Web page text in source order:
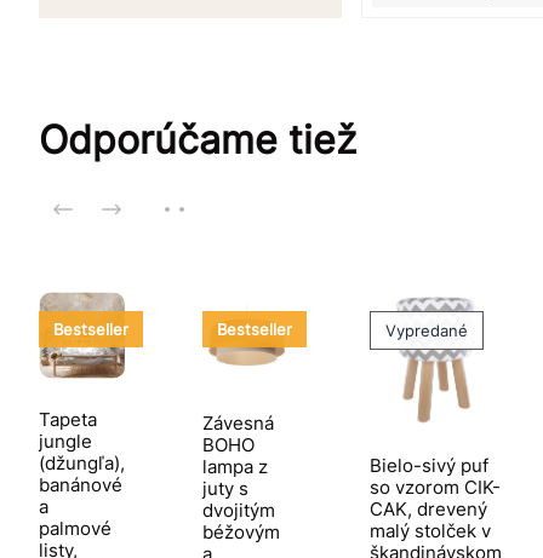
Odporúčame tiež
Bestseller
Tapeta
jungle
(džungľa),
banánové
a
palmové
listy,
Bestseller
Závesná
BOHO
lampa z
juty s
dvojitým
béžovým
a
Vypredané
Bielo-sivý puf
so vzorom CIK-
CAK, drevený
malý stolček v
škandinávskom